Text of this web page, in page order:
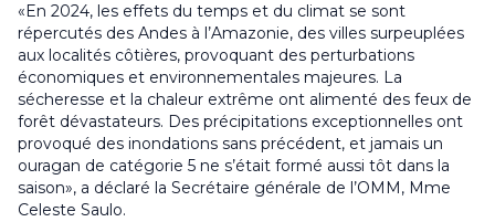
«En 2024, les effets du temps et du climat se sont
répercutés des Andes à l’Amazonie, des villes surpeuplées
aux localités côtières, provoquant des perturbations
économiques et environnementales majeures. La
sécheresse et la chaleur extrême ont alimenté des feux de
forêt dévastateurs. Des précipitations exceptionnelles ont
provoqué des inondations sans précédent, et jamais un
ouragan de catégorie 5 ne s’était formé aussi tôt dans la
saison», a déclaré la Secrétaire générale de l’OMM, Mme
Celeste Saulo.